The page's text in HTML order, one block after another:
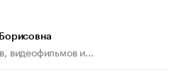
видеофильмов и...